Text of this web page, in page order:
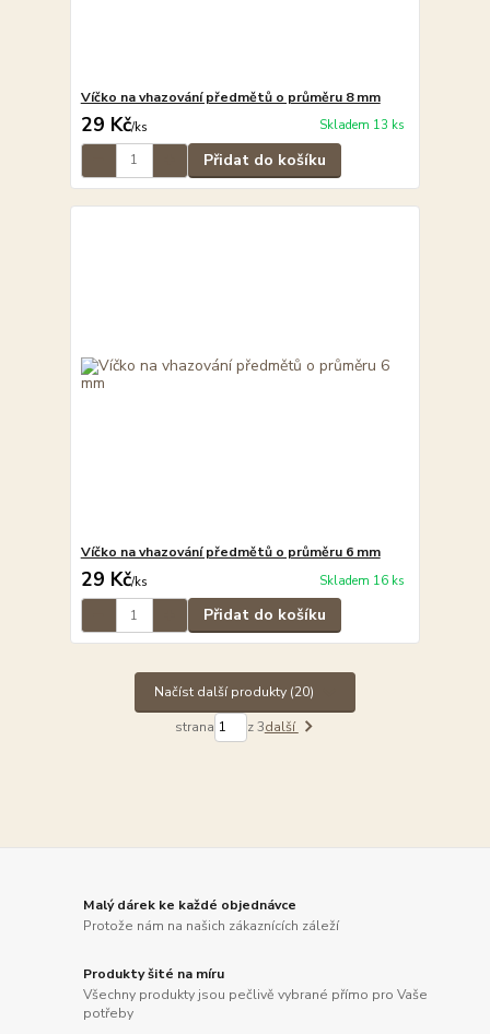
Víčko na vhazování předmětů o průměru 8 mm
29 Kč/ks Skladem 13 ks
Přidat do košíku
Víčko na vhazování předmětů o průměru 6 mm
29 Kč/ks Skladem 16 ks
Přidat do košíku
Načíst další produkty (20)
strana z 3další
Malý dárek ke každé objednávce
Protože nám na našich zákaznících záleží
Produkty šité na míru
Všechny produkty jsou pečlivě vybrané přímo pro Vaše
potřeby